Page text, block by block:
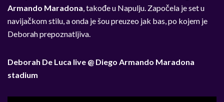
Armando Maradona , takođe u Napulju. Započela je set u
navijačkom stilu, a onda je šou preuzeo jak bas, po kojem je
Deborah prepoznatljiva.
Deborah De Luca live @ Diego Armando Maradona
stadium